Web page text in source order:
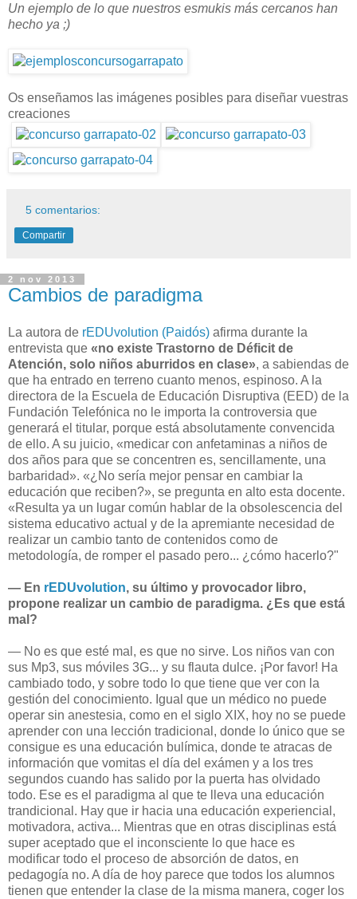
Un ejemplo de lo que nuestros esmukis más cercanos han
hecho ya ;)
Os enseñamos las imágenes posibles para diseñar vuestras
creaciones
5 comentarios:
Compartir
2 nov 2013
Cambios de paradigma
La autora de rEDUvolution (Paidós) afirma durante la
entrevista que «no existe Trastorno de Déficit de
Atención, solo niños aburridos en clase», a sabiendas de
que ha entrado en terreno cuanto menos, espinoso. A la
directora de la Escuela de Educación Disruptiva (EED) de la
Fundación Telefónica no le importa la controversia que
generará el titular, porque está absolutamente convencida
de ello. A su juicio, «medicar con anfetaminas a niños de
dos años para que se concentren es, sencillamente, una
barbaridad». «¿No sería mejor pensar en cambiar la
educación que reciben?», se pregunta en alto esta docente.
«Resulta ya un lugar común hablar de la obsolescencia del
sistema educativo actual y de la apremiante necesidad de
realizar un cambio tanto de contenidos como de
metodología, de romper el pasado pero... ¿cómo hacerlo?"
— En rEDUvolution, su último y provocador libro,
propone realizar un cambio de paradigma. ¿Es que está
mal?
— No es que esté mal, es que no sirve. Los niños van con
sus Mp3, sus móviles 3G... y su flauta dulce. ¡Por favor! Ha
cambiado todo, y sobre todo lo que tiene que ver con la
gestión del conocimiento. Igual que un médico no puede
operar sin anestesia, como en el siglo XIX, hoy no se puede
aprender con una lección tradicional, donde lo único que se
consigue es una educación bulímica, donde te atracas de
información que vomitas el día del exámen y a los tres
segundos cuando has salido por la puerta has olvidado
todo. Ese es el paradigma al que te lleva una educación
trandicional. Hay que ir hacia una educación experiencial,
motivadora, activa... Mientras que en otras disciplinas está
super aceptado que el inconsciente lo que hace es
modificar todo el proceso de absorción de datos, en
pedagogía no. A día de hoy parece que todos los alumnos
tienen que entender la clase de la misma manera, coger los